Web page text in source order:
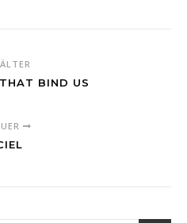
ÄLTER
BIND US